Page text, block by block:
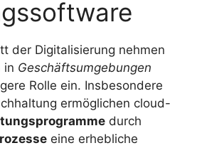
der Digitalisierung nehmen
in Geschäftsumgebungen
Rolle ein. Insbesondere
ermöglichen cloud-
durch
eine erhebliche